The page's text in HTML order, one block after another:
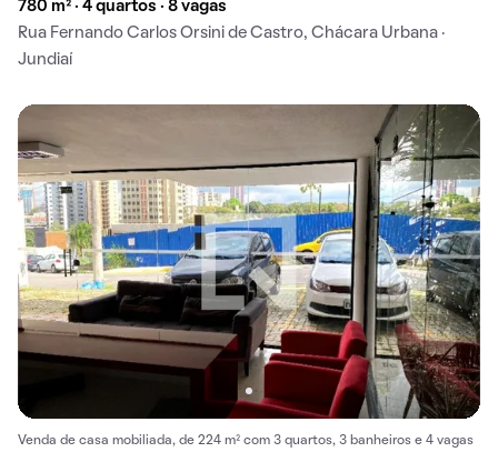
780 m² · 4 quartos · 8 vagas
Rua Fernando Carlos Orsini de Castro, Chácara Urbana ·
Jundiaí
Venda de casa mobiliada, de 224 m² com 3 quartos, 3 banheiros e 4 vagas